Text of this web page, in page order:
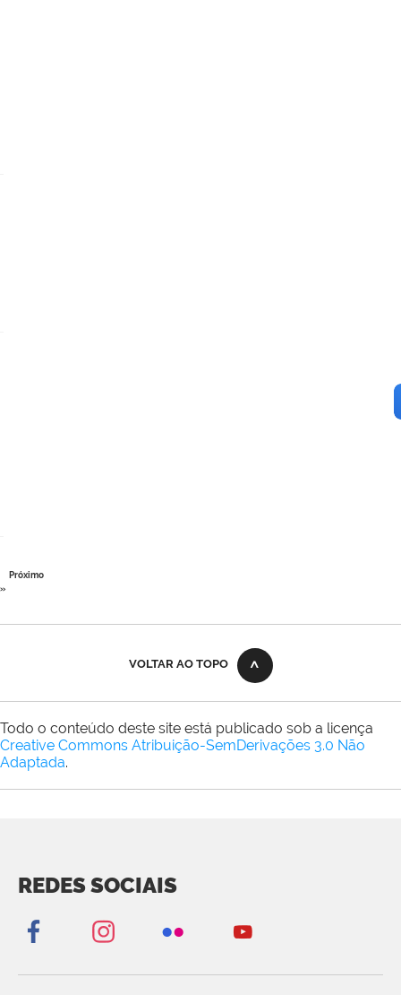
Próximo
»
VOLTAR AO TOPO
Todo o conteúdo deste site está publicado sob a licença
Creative Commons Atribuição-SemDerivações 3.0 Não
Adaptada.
REDES SOCIAIS